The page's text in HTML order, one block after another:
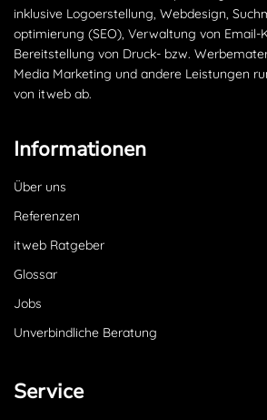
inklusive Logoerstellung, Webdesign,
optimierung (SEO), Verwaltung von Email-
Bereitstellung von Druck- bzw.
Media Marketing und andere Leistungen
von itweb ab.
Informationen
Über uns
Referenzen
itweb Ratgeber
Glossar
Jobs
Unverbindliche Beratung
Service